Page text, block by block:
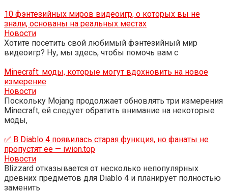
10 фэнтезийных миров видеоигр, о которых вы не
знали, основаны на реальных местах
Новости
Хотите посетить свой любимый фэнтезийный мир
видеоигр? Ну, мы здесь, чтобы помочь вам с
Minecraft: моды, которые могут вдохновить на новое
измерение
Новости
Поскольку Mojang продолжает обновлять три измерения
Minecraft, ей следует обратить внимание на некоторые
моды,
✅ В Diablo 4 появилась старая функция, но фанаты не
пропустят ее — iwion.top
Новости
Blizzard отказывается от несколько непопулярных
древних предметов для Diablo 4 и планирует полностью
заменить